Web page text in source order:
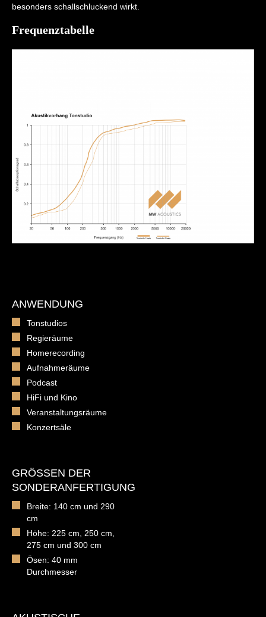
besonders schallschluckend wirkt.
Frequenztabelle
ANWENDUNG
Tonstudios
Regieräume
Homerecording
Aufnahmeräume
Podcast
HiFi und Kino
Veranstaltungsräume
Konzertsäle
GRÖSSEN DER S
ONDERANFERTIGUNG
Breite: 140 cm und 290
cm
Höhe: 225 cm, 250 cm,
275 cm und 300 cm
Ösen: 40 mm
Durchmesser